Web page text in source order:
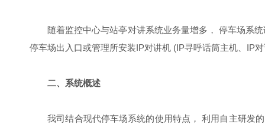
随着监控中心与站亭对讲系统业务量增多， 停车场系统
停车场出入口或管理所安装IP对讲机 (IP寻呼话筒主机、IP
二、系统概述
我司结合现代停车场系统的使用特点， 利用自主研发的